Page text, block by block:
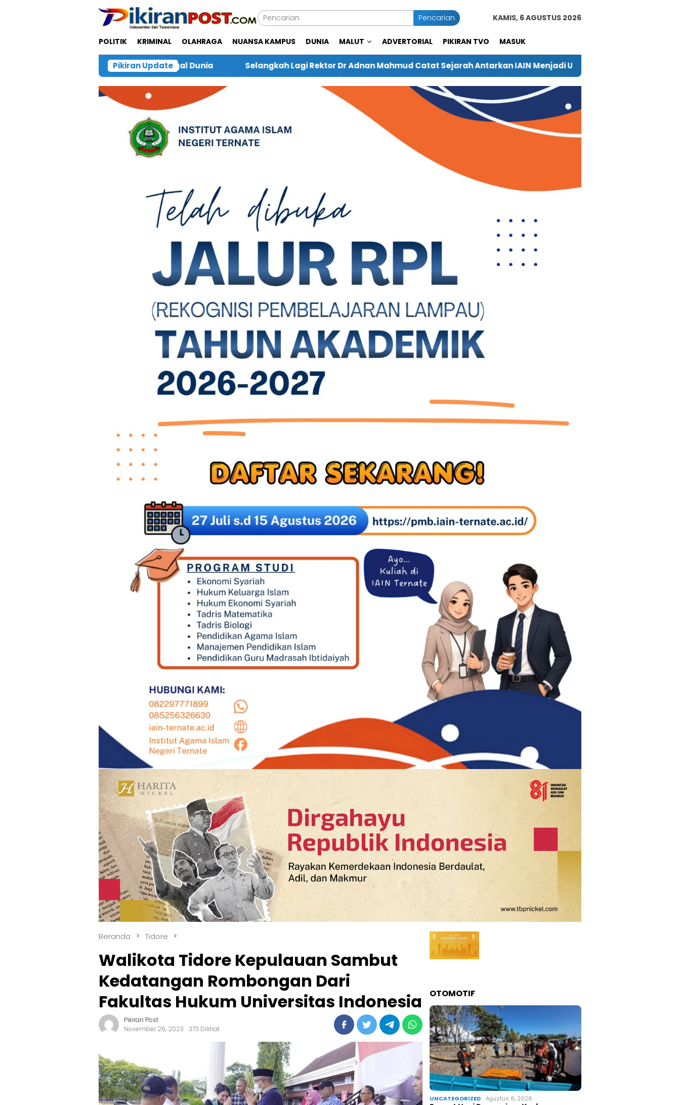
Pencarian KAMIS, 6 AGUSTUS 2026
POLITIK KRIMINAL OLAHRAGA NUANSA KAMPUS DUNIA MALUT ADVERTORIAL PIKIRAN TVO MASUK
Pikiran Update
Selangkah Lagi Rektor Dr Adnan Mahmud Catat Sejarah Antarkan IAIN Menjadi UIN Sultan Baabullah Ternate
Beranda Tidore
Walikota Tidore Kepulauan Sambut
Kedatangan Rombongan Dari
Fakultas Hukum Universitas Indonesia
Pikiran Post
November 26, 2023
373 Dilihat
OTOMOTIF
UNCATEGORIZED Agustus 6, 2026